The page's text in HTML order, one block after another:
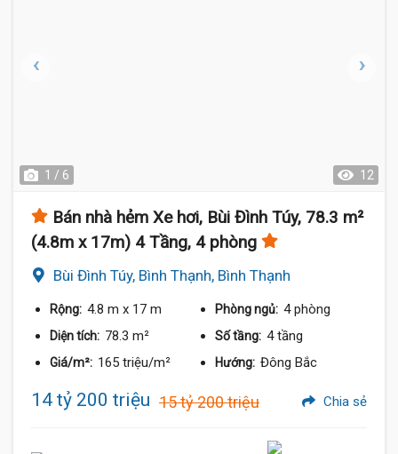
1 / 6 12
Bán nhà hẻm Xe hơi, Bùi Đình Túy, 78.3 m²
(4.8m x 17m) 4 Tầng, 4 phòng
Bùi Đình Túy, Bình Thạnh, Bình Thạnh
Rộng: 4.8 m x 17 m Phòng ngủ: 4 phòng
Diện tích: 78.3 m² Số tầng: 4 tầng
Giá/m²: 165 triệu/m² Hướng: Đông Bắc
14 tỷ 200 triệu 15 tỷ 200 triệu Chia sẻ